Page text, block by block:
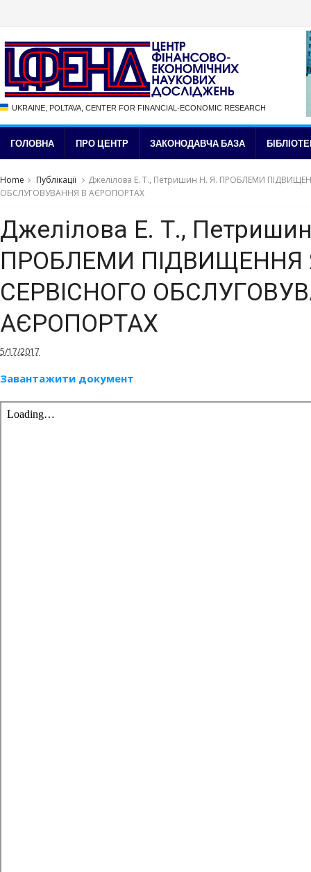
UKRAINE, POLTAVA, CENTER FOR FINANCIAL-ECONOMIC RESEARCH
ГОЛОВНА ПРО ЦЕНТР ЗАКОНОДАВЧА БАЗА
Home Публікації
Джелілова Е. Т., Петришин Н. Я. ПРОБЛЕМИ
ОБСЛУГОВУВАННЯ В АЄРОПОРТАХ
Джелілова Е. Т.,
ПРОБЛЕМИ ПІДВИЩЕННЯ
СЕРВІСНОГО
АЄРОПОРТАХ
5/17/2017
Завантажити документ